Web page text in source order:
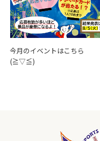
今月のイベントはこちら
(≧▽≦)